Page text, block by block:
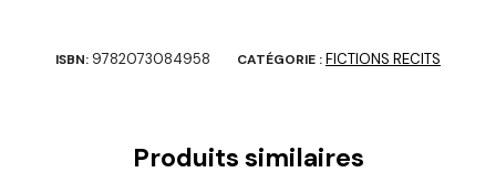
ISBN: 9782073084958 CATÉGORIE :FICTIONS RECITS
Produits similaires